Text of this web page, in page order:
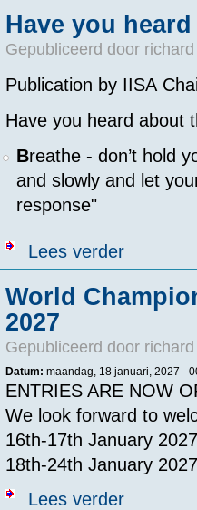
Have you
Gepubliceerd door
Publication by IISA
Have you heard about
Breathe - don’t hold
and slowly and let
response"
Lees verderover Have
World
2027
Gepubliceerd door
Datum: maandag, 18 januari, 2027 -
ENTRIES ARE NOW
We look forward to
16th-17th January
18th-24th January
Lees verderover World